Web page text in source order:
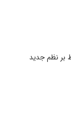
بر نظم جدید